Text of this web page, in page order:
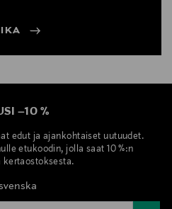
–10 %
edut ja ajankohtaiset uutuudet.
etukoodin, jolla saat 10 %:n
kertaostoksesta.